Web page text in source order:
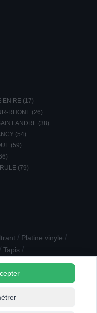
EN RE (17)
RHONE (26)
ANDRE (38)
(54)
(59)
(79)
/ Platine vinyle /
/ Tapis /